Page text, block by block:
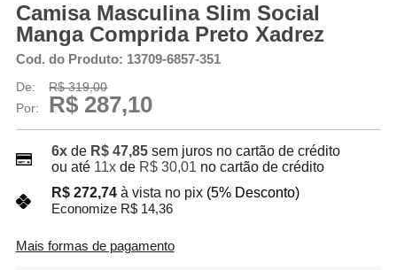
Camisa Masculina Slim Social
Manga Comprida Preto Xadrez
Cod. do Produto: 13709-6857-351
De:
R$ 319,00
Por:
R$ 287,10
6xde R$ 47,85 sem juros no cartão de crédito
ou até 11xde R$ 30,01 no cartão de crédito
R$ 272,74 à vista no pix (5% Desconto)
Economize R$ 14,36
Mais formas de pagamento